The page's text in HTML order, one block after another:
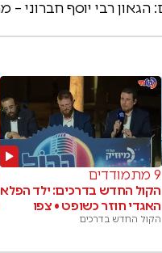
9 מתמודדים
הקול החדש בדרכים: ילד הפלא
האגדי חוזר כשופט • צפו
הקול החדש בדרכים